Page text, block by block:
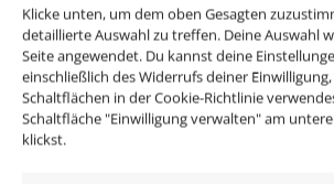
Klicke unten, um dem oben Gesagten
detaillierte Auswahl zu treffen. Deine Auswahl
Seite angewendet. Du kannst deine
einschließlich des Widerrufs deiner
Schaltflächen in der Cookie-Richtlinie
Schaltfläche "Einwilligung verwalten" am
klickst.
Folgendes ist im Lieferumfang
1x Forma Aluminium
rund
Technische Daten